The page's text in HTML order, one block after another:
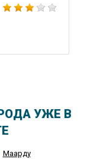
УЖЕ В
Маарду